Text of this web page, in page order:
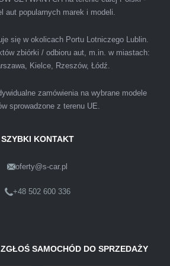
car ze Świdnika. Dawno nie
sprawnie, w miłej
że sprzedaż
być załatwiona tak
Lublin
z kolega na
aut popularnych marek i modeli.
się w okolicach Portu Lotniczego Lublin.
zbiórki / odbioru aut, m.in. w miastach:
Kielce, Rzeszów, Łódź.
zamówienia na wybrane modele
sprowadzone z terenu UE.
SZYBKI KONTAKT
oferty@s-car.pl
+48 502 600 336
SAMOCHÓD DO SPRZEDAŻY